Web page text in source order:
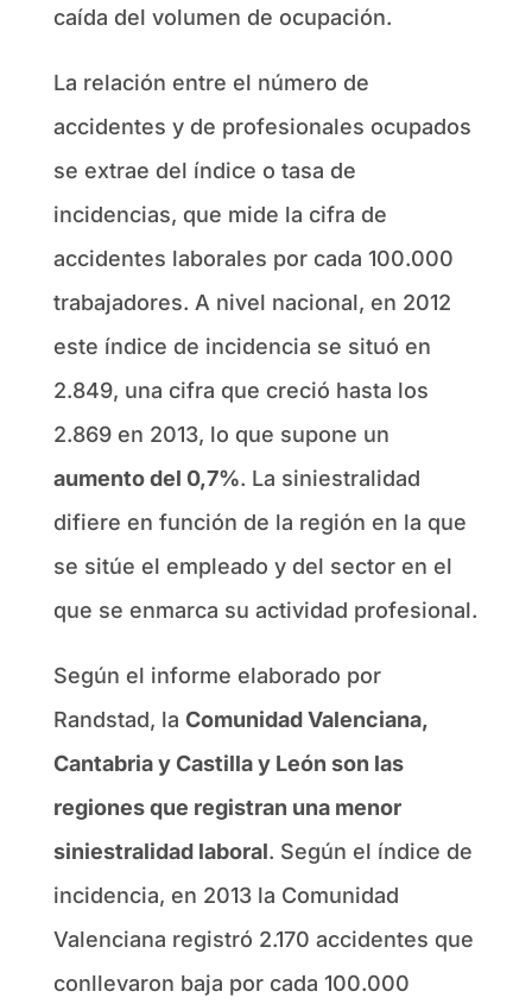
caída del volumen de ocupación.
La relación entre el número de
accidentes y de profesionales ocupados
se extrae del índice o tasa de
incidencias, que mide la cifra de
accidentes laborales por cada 100.000
trabajadores. A nivel nacional, en 2012
este índice de incidencia se situó en
2.849, una cifra que creció hasta los
2.869 en 2013, lo que supone un
aumento del 0,7%. La siniestralidad
difiere en función de la región en la que
se sitúe el empleado y del sector en el
que se enmarca su actividad profesional.
Según el informe elaborado por
Randstad, la Comunidad Valenciana,
Cantabria y Castilla y León son las
regiones que registran una menor
siniestralidad laboral. Según el índice de
incidencia, en 2013 la Comunidad
Valenciana registró 2.170 accidentes que
conllevaron baja por cada 100.000